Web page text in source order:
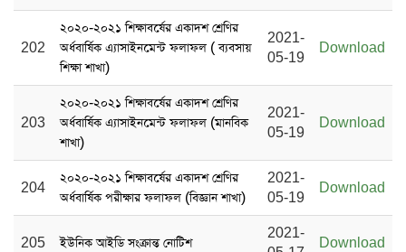
202
২০২০-২০২১ শিক্ষাবর্ষের একাদশ শ্রেণির
অর্ধবার্ষিক এ্যাসাইনমেন্ট ফলাফল ( ব্যবসায়
শিক্ষা শাখা)
2021-
05-19
Download
203
২০২০-২০২১ শিক্ষাবর্ষের একাদশ শ্রেণির
অর্ধবার্ষিক এ্যাসাইনমেন্ট ফলাফল (মানবিক
শাখা)
2021-
05-19
Download
204
২০২০-২০২১ শিক্ষাবর্ষের একাদশ শ্রেণির
অর্ধবার্ষিক পরীক্ষার ফলাফল (বিজ্ঞান শাখা)
2021-
05-19
Download
205 ইউনিক আইডি সংক্রান্ত নোটিশ
2021-
Download